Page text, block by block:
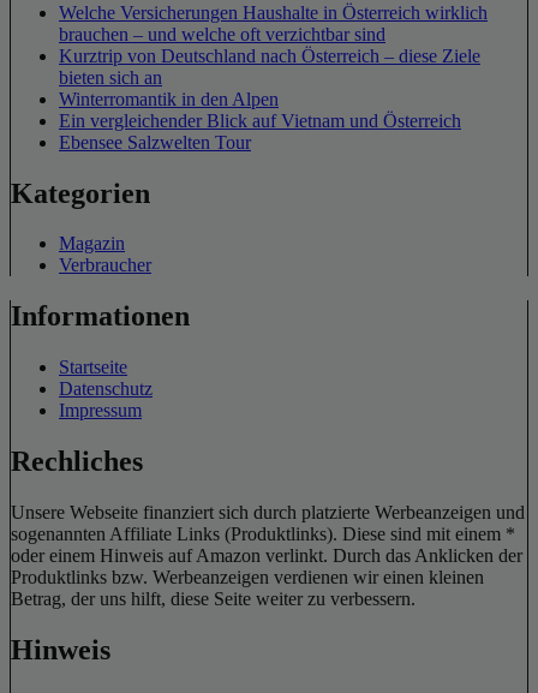
Welche Versicherungen Haushalte in Österreich wirklich
brauchen – und welche oft verzichtbar sind
Kurztrip von Deutschland nach Österreich – diese Ziele
bieten sich an
Winterromantik in den Alpen
Ein vergleichender Blick auf Vietnam und Österreich
Ebensee Salzwelten Tour
Kategorien
Magazin
Verbraucher
Informationen
Startseite
Datenschutz
Impressum
Rechliches
Unsere Webseite finanziert sich durch platzierte Werbeanzeigen und
sogenannten Affiliate Links (Produktlinks). Diese sind mit einem *
oder einem Hinweis auf Amazon verlinkt. Durch das Anklicken der
Produktlinks bzw. Werbeanzeigen verdienen wir einen kleinen
Betrag, der uns hilft, diese Seite weiter zu verbessern.
Hinweis